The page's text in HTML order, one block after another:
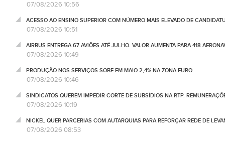
07/08/2026 10:56
ACESSO AO ENSINO SUPERIOR COM NÚMERO MAIS ELEVADO DE
07/08/2026 10:51
AIRBUS ENTREGA 67 AVIÕES ATÉ JULHO. VALOR AUMENTA PARA 418
07/08/2026 10:49
PRODUÇÃO NOS SERVIÇOS SOBE EM MAIO 2,4% NA ZONA EURO
07/08/2026 10:46
SINDICATOS QUEREM IMPEDIR CORTE DE SUBSÍDIOS NA RTP.
07/08/2026 10:19
NICKEL QUER PARCERIAS COM AUTARQUIAS PARA REFORÇAR REDE DE
07/08/2026 08:53